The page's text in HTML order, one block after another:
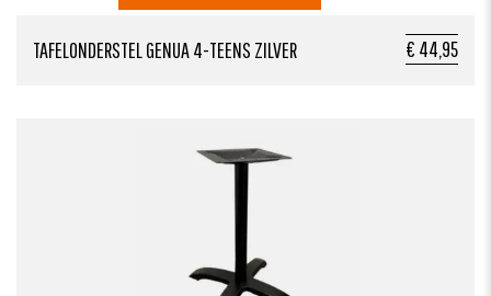
€ 44,95
TAFELONDERSTEL GENUA 4-TEENS ZILVER